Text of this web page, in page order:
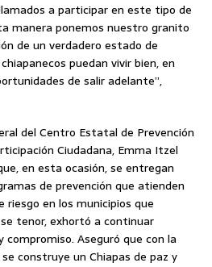
a participar en este tipo de
manera ponemos nuestro granito
de un verdadero estado de
puedan vivir bien, en
de salir adelante”,
del Centro Estatal de Prevención
Ciudadana, Emma Itzel
en esta ocasión, se entregan
de prevención que atienden
en los municipios que
tenor, exhortó a continuar
Aseguró que con la
construye un Chiapas de paz y